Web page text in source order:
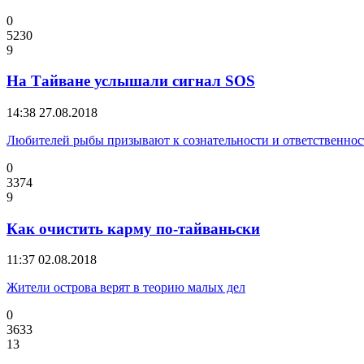
0
5230
9
На Тайване услышали сигнал SOS
14:38 27.08.2018
Любителей рыбы призывают к сознательности и
0
3374
9
Как очистить карму по-тайваньски
11:37 02.08.2018
Жители острова верят в теорию малых дел
0
3633
13